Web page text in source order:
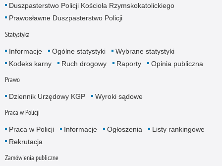
Duszpasterstwo Policji Kościoła Rzymskokatolickiego
Prawosławne Duszpasterstwo Policji
Statystyka
Informacje Ogólne statystyki
Wybrane statystyki
Kodeks karny
Ruch drogowy Raporty Opinia publiczna
Prawo
Dziennik Urzędowy KGP Wyroki sądowe
Praca w Policji
Praca w Policji Informacje Ogłoszenia
Listy rankingowe
Rekrutacja
Zamówienia publiczne